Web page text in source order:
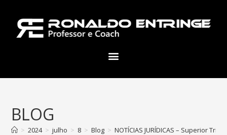
BLOG
> 2024 > julho > 8 > Blog > NOTÍCIAS JURÍDICAS – Superior